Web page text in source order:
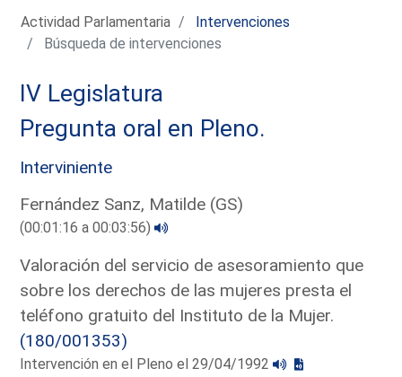
Actividad Parlamentaria
Intervenciones
Búsqueda de intervenciones
IV Legislatura
Pregunta oral en Pleno.
Interviniente
Fernández Sanz, Matilde (GS)
(00:01:16 a 00:03:56)
Valoración del servicio de asesoramiento que
sobre los derechos de las mujeres presta el
teléfono gratuito del Instituto de la Mujer.
(180/001353)
Intervención en el Pleno el 29/04/1992